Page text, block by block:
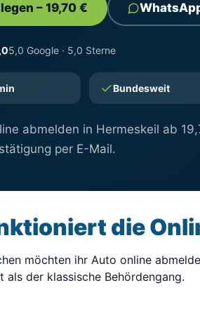
– 19,70 €
5,0 Google · 5,0 Sterne
Bundesweit
abmelden in Hermeskeil ab
per E-Mail.
die
möchten ihr Auto online
als der klassische Behördengang.